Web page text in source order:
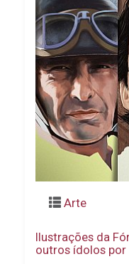
Arte
Ilustrações da
outros ídolos